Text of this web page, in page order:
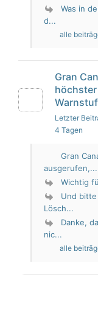
Was in
d...
alle
Gran
Letzter
4 Tagen
Gran
ausgerufen,...
Wichtig
Und
Lösch...
Danke,
nic...
alle